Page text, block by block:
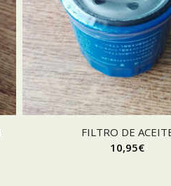
FILTRO DE
10,95€